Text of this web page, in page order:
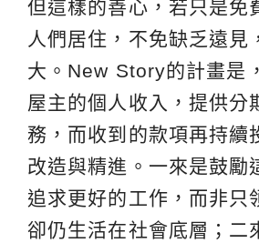
但這樣的善心，若只是免
人們居住，不免缺乏遠見
大。New Story的計畫是
屋主的個人收入，提供分
務，而收到的款項再持續
改造與精進。一來是鼓勵
追求更好的工作，而非只
卻仍生活在社會底層；二